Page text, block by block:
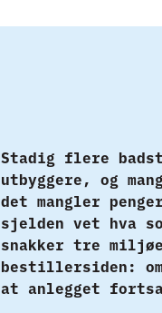
Stadig flere
utbyggere, og
det mangler
sjelden vet hva
snakker tre
bestillersiden:
at anlegget